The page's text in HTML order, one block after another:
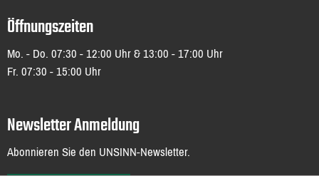
Öffnungszeiten
Mo. - Do. 07:30 - 12:00 Uhr & 13:00 - 17:00 Uhr
Fr. 07:30 - 15:00 Uhr
Newsletter Anmeldung
Abonnieren Sie den UNSINN-Newsletter.